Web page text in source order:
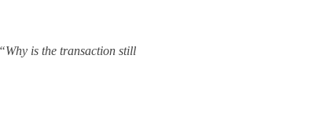
“Why is the transaction still